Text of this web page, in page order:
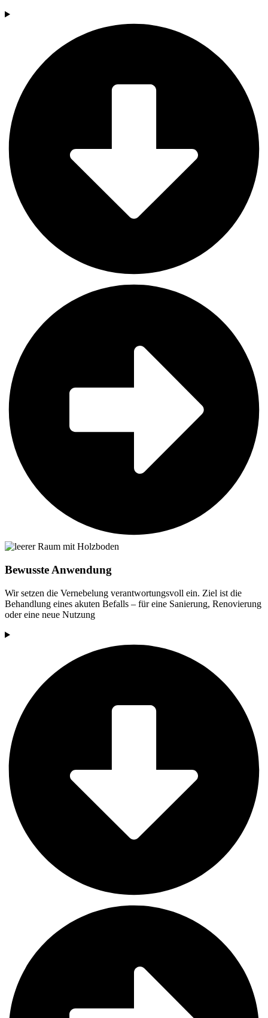
Bewusste Anwendung
Wir setzen die Vernebelung verantwortungsvoll ein. Ziel ist die
Behandlung eines akuten Befalls – für eine Sanierung, Renovierung
oder eine neue Nutzung